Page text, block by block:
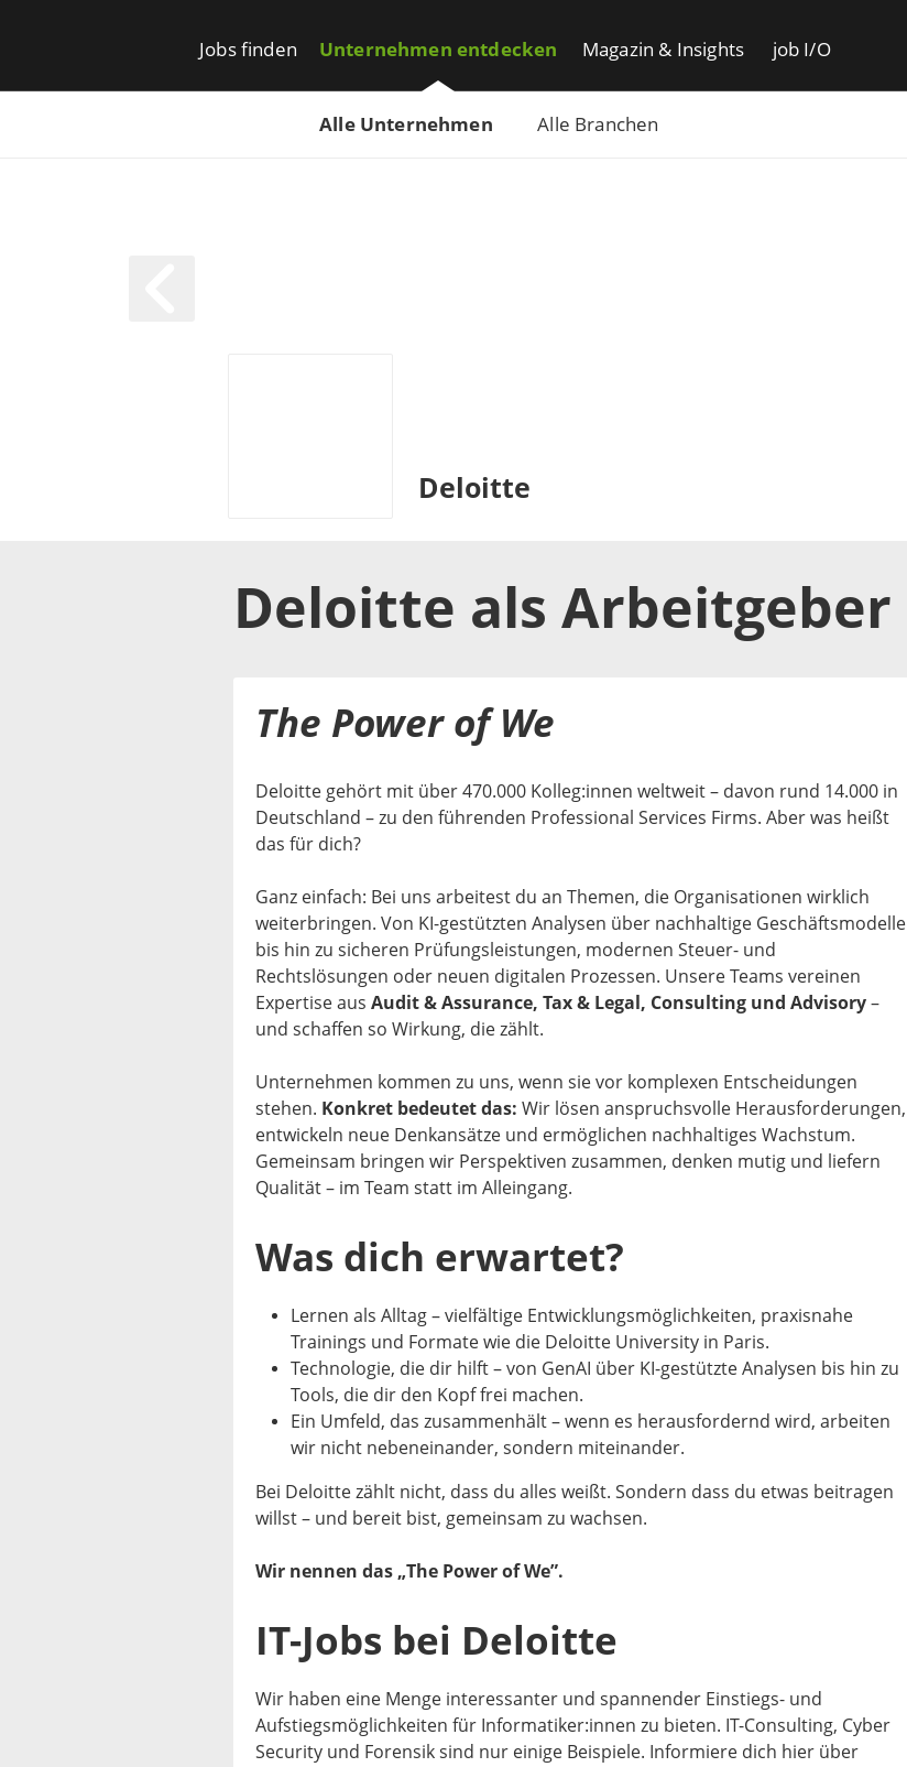
Jobs finden Unternehmen entdecken
Alle Unternehmen Alle Branchen
Magazin & Insights job I/O
Deloitte
Deloitte als Arbeitgeber
The Power of We
Deloitte gehört mit über 470.000 Kolleg:innen weltweit – davon rund 14.000 in
Deutschland – zu den führenden Professional Services Firms. Aber was heißt
das für dich?
Ganz einfach: Bei uns arbeitest du an Themen, die Organisationen wirklich
weiterbringen. Von KI-gestützten Analysen über nachhaltige Geschäftsmodelle
bis hin zu sicheren Prüfungsleistungen, modernen Steuer- und
Rechtslösungen oder neuen digitalen Prozessen. Unsere Teams vereinen
Expertise aus Audit & Assurance, Tax & Legal, Consulting und Advisory –
und schaffen so Wirkung, die zählt.
Unternehmen kommen zu uns, wenn sie vor komplexen Entscheidungen
stehen. Konkret bedeutet das: Wir lösen anspruchsvolle Herausforderungen,
entwickeln neue Denkansätze und ermöglichen nachhaltiges Wachstum.
Gemeinsam bringen wir Perspektiven zusammen, denken mutig und liefern
Qualität – im Team statt im Alleingang.
Was dich erwartet?
Lernen als Alltag – vielfältige Entwicklungsmöglichkeiten, praxisnahe
Trainings und Formate wie die Deloitte University in Paris.
Technologie, die dir hilft – von GenAI über KI-gestützte Analysen bis hin zu
Tools, die dir den Kopf frei machen.
Ein Umfeld, das zusammenhält – wenn es herausfordernd wird, arbeiten
wir nicht nebeneinander, sondern miteinander.
Bei Deloitte zählt nicht, dass du alles weißt. Sondern dass du etwas beitragen
willst – und bereit bist, gemeinsam zu wachsen.
Wir nennen das „The Power of We”.
IT-Jobs bei Deloitte
Wir haben eine Menge interessanter und spannender Einstiegs- und
Aufstiegsmöglichkeiten für Informatiker:innen zu bieten. IT-Consulting, Cyber
Security und Forensik sind nur einige Beispiele. Informiere dich hier über